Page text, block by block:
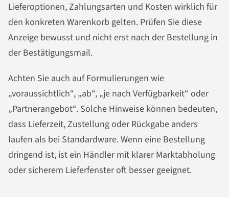
Lieferoptionen, Zahlungsarten und Kosten wirklich für
den konkreten Warenkorb gelten. Prüfen Sie diese
Anzeige bewusst und nicht erst nach der Bestellung in
der Bestätigungsmail.
Achten Sie auch auf Formulierungen wie
„voraussichtlich“, „ab“, „je nach Verfügbarkeit“ oder
„Partnerangebot“. Solche Hinweise können bedeuten,
dass Lieferzeit, Zustellung oder Rückgabe anders
laufen als bei Standardware. Wenn eine Bestellung
dringend ist, ist ein Händler mit klarer Marktabholung
oder sicherem Lieferfenster oft besser geeignet.